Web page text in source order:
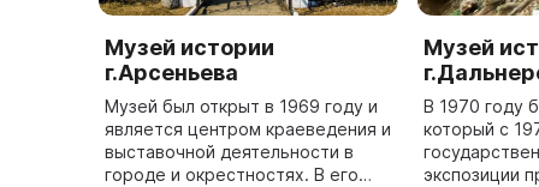
Музей истории
г.Арсеньева
Музей был открыт в 1969 году и
является центром краеведения и
выставочной деятельности в
городе и окрестностях. В его
Музей
В 1970 году
который с
экспозиции